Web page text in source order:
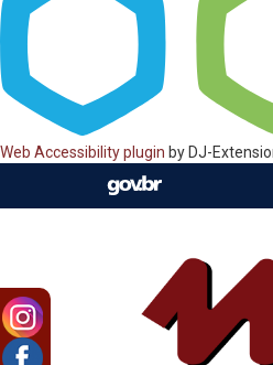
Web Accessibility plugin by DJ-